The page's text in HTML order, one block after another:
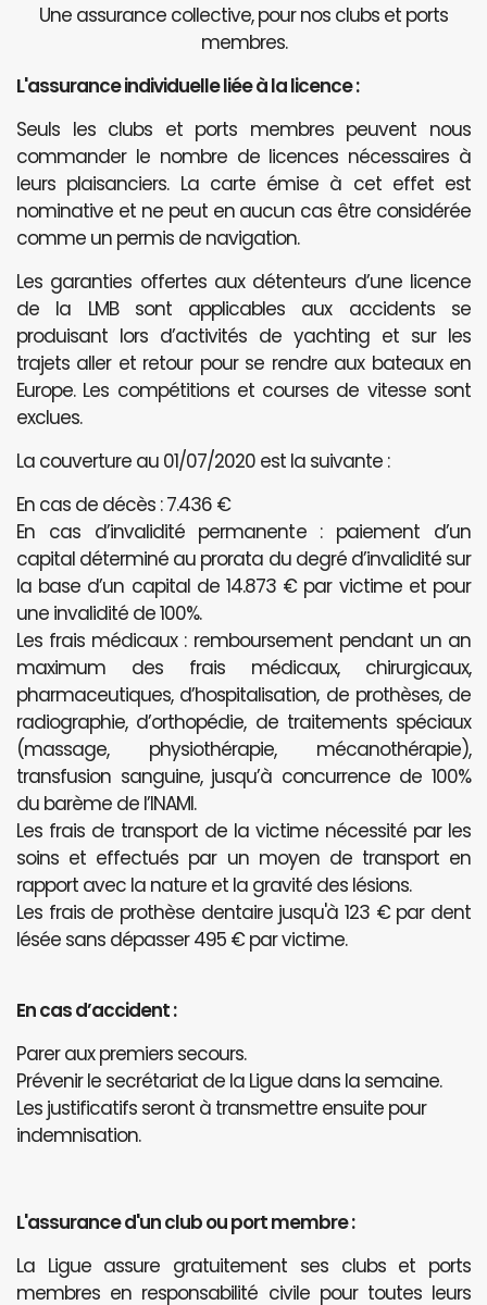
Une assurance collective, pour nos clubs et ports
membres.
L'assurance individuelle liée à la licence :
Seuls les clubs et ports membres peuvent nous
commander le nombre de licences nécessaires à
leurs plaisanciers. La carte émise à cet effet est
nominative et ne peut en aucun cas être considérée
comme un permis de navigation.
Les garanties offertes aux détenteurs d’une licence
de la LMB sont applicables aux accidents se
produisant lors d’activités de yachting et sur les
trajets aller et retour pour se rendre aux bateaux en
Europe. Les compétitions et courses de vitesse sont
exclues.
La couverture au 01/07/2020 est la suivante :
En cas de décès : 7.436 €
En cas d’invalidité permanente : paiement d’un
capital déterminé au prorata du degré d’invalidité sur
la base d’un capital de 14.873 € par victime et pour
une invalidité de 100%.
Les frais médicaux : remboursement pendant un an
maximum des frais médicaux, chirurgicaux,
pharmaceutiques, d’hospitalisation, de prothèses, de
radiographie, d’orthopédie, de traitements spéciaux
(massage, physiothérapie, mécanothérapie),
transfusion sanguine, jusqu’à concurrence de 100%
du barème de l’INAMI.
Les frais de transport de la victime nécessité par les
soins et effectués par un moyen de transport en
rapport avec la nature et la gravité des lésions.
Les frais de prothèse dentaire jusqu'à 123 € par dent
lésée sans dépasser 495 € par victime.
En cas d’accident :
Parer aux premiers secours.
Prévenir le secrétariat de la Ligue dans la semaine.
Les justificatifs seront à transmettre ensuite pour
indemnisation.
L'assurance d'un club ou port membre :
La Ligue assure gratuitement ses clubs et ports
membres en responsabilité civile pour toutes leurs